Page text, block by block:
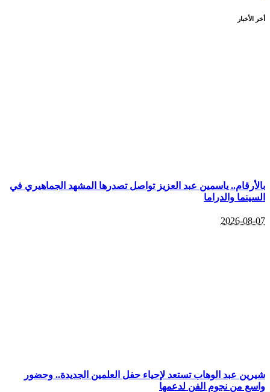
أخر الأخبار
بالأرقام.. ياسمين عبد العزيز تواصل تصدرها المشهد الجماهيري في
السينما والدراما
2026-08-07
شيرين عبد الوهاب تستعد لإحياء حفل العلمين الجديدة.. وحضور
واسع من نجوم الفن لدعمها